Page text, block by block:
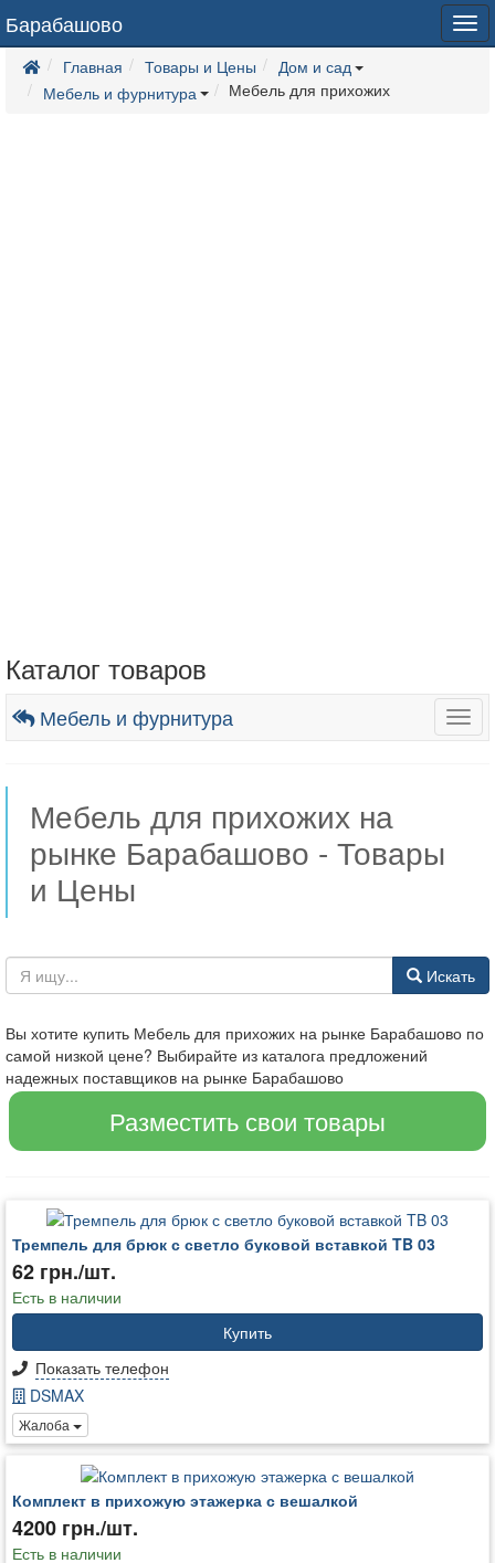
Барабашово
Главная Товары и Цены
Дом и сад
Мебель и фурнитура
Мебель для прихожих
Каталог товаров
Мебель и фурнитура
Мебель для прихожих на
рынке Барабашово - Товары
и Цены
Искать
Вы хотите купить Мебель для прихожих на рынке Барабашово по
самой низкой цене? Выбирайте из каталога предложений
надежных поставщиков на рынке Барабашово
Разместить свои товары
Тремпель для брюк с светло буковой вставкой TB 03
62 грн./шт.
Есть в наличии
Купить
Показать телефон
DSMAX
Жалоба
Комплект в прихожую этажерка с вешалкой
4200 грн./шт.
Есть в наличии